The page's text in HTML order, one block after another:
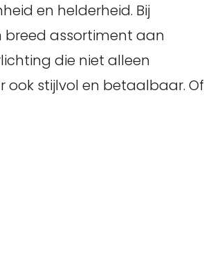
en helderheid. Bij
breed assortiment aan
die niet alleen
ook stijlvol en betaalbaar. Of